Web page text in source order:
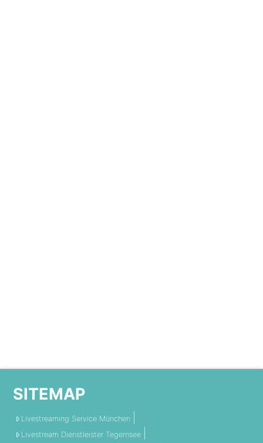
SITEMAP
Livestreaming Service München
Livestream Dienstleister Tegernsee